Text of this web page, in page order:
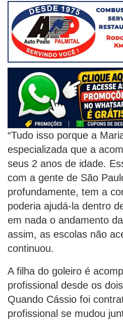
“Tudo isso porque a
especializada que a
seus 2 anos de idade.
com a gente de São
profundamente, tem a
poderia ajudá-la dentro
em nada o andamento
assim, as escolas não
continuou.
A filha do goleiro é
profissional desde os
Quando Cássio foi
profissional se mudou